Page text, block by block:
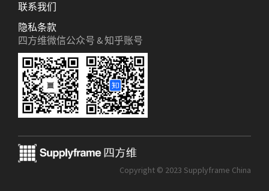
联系我们
隐私条款
四方维微信公众号 & 知乎账号
Copyright © 2023 Supplyframe China